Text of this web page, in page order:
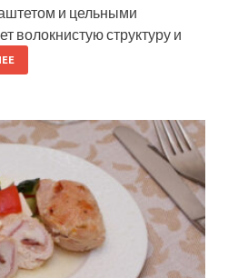
и цельными
волокнистую структуру и